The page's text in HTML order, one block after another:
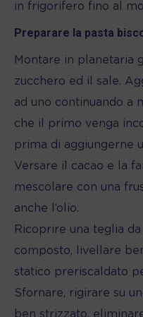
in frigorifero fino al
Preparare la pasta
Montare in planetaria
zucchero ed il sale.
ad uno continuando a
che il primo venga
prima di aggiungerne
Versare il cacao e la
mescolare con una
anche l’olio.
Ricoprire una teglia
composto, livellare
statico preriscaldato
Sfornare, rigirare su
ben strizzato,